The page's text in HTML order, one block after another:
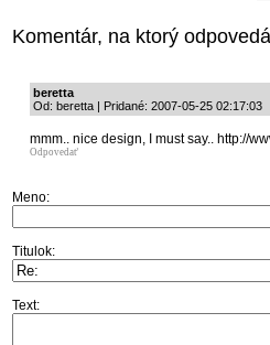
Komentár, na ktorý
beretta
Od: beretta | Pridané: 2007-05-25 02:17:03
mmm.. nice design, I must say.. http://
Odpovedať
Meno:
Titulok:
Text: